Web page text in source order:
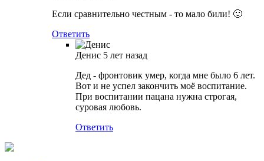
Если сравнительно честным - то мало били! 🙂
Ответить
Денис 5 лет назад
Дед - фронтовик умер, когда мне было 6 лет.
Вот и не успел закончить моё воспитание.
При воспитании пацана нужна строгая,
суровая любовь.
Ответить